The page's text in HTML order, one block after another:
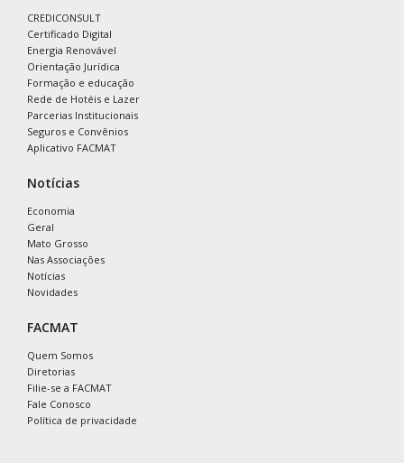
CREDICONSULT
Certificado Digital
Energia Renovável
Orientação Jurídica
Formação e educação
Rede de Hotéis e Lazer
Parcerias Institucionais
Seguros e Convênios
Aplicativo FACMAT
Notícias
Economia
Geral
Mato Grosso
Nas Associações
Notícias
Novidades
FACMAT
Quem Somos
Diretorias
Filie-se a FACMAT
Fale Conosco
Política de privacidade